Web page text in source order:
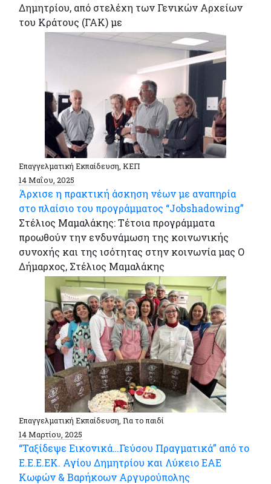
Δημητρίου, από στελέχη των Γενικών Αρχείων
του Κράτους (ΓΑΚ) με
Επαγγελματική Εκπαίδευση, ΚΕΠ
14 Μαΐου, 2025
Άρχισε η πρακτική άσκηση νέων με αναπηρία
στο πλαίσιο του προγράμματος “Jobshadowing”
Στέλιος Μαμαλάκης: Τέτοια προγράμματα
προωθούν την ενδυνάμωση της κοινωνικής
συνοχής και της ισότητας στην κοινωνία μας O
Δήμαρχος, Στέλιος Μαμαλάκης
Επαγγελματική Εκπαίδευση, Για το παιδί
14 Μαρτίου, 2025
“Ταξίδεψε Εικονικά…Γεύσου Πραγματικά” από το
Ε.Ε.Ε.ΕΚ. Αγίου Δημητρίου και Λύκειο ΕΑΕ
Κωφών & Βαρήκοων Αργυρούπολης